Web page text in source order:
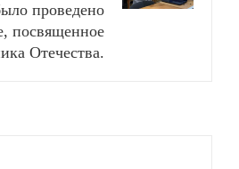
проведено
посвященное
Отечества.